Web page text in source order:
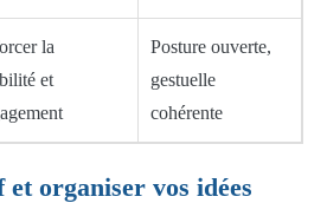
la
et
Posture ouverte,
gestuelle
cohérente
organiser vos idées